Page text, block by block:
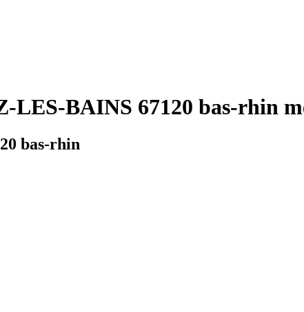
LES-BAINS 67120 bas-rhin
bas-rhin